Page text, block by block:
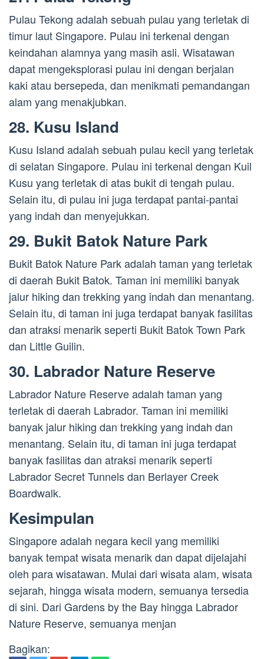
Pulau Tekong adalah sebuah pulau yang terletak di
timur laut Singapore. Pulau ini terkenal dengan
keindahan alamnya yang masih asli. Wisatawan
dapat mengeksplorasi pulau ini dengan berjalan
kaki atau bersepeda, dan menikmati pemandangan
alam yang menakjubkan.
28. Kusu Island
Kusu Island adalah sebuah pulau kecil yang terletak
di selatan Singapore. Pulau ini terkenal dengan Kuil
Kusu yang terletak di atas bukit di tengah pulau.
Selain itu, di pulau ini juga terdapat pantai-pantai
yang indah dan menyejukkan.
29. Bukit Batok Nature Park
Bukit Batok Nature Park adalah taman yang terletak
di daerah Bukit Batok. Taman ini memiliki banyak
jalur hiking dan trekking yang indah dan menantang.
Selain itu, di taman ini juga terdapat banyak fasilitas
dan atraksi menarik seperti Bukit Batok Town Park
dan Little Guilin.
30. Labrador Nature Reserve
Labrador Nature Reserve adalah taman yang
terletak di daerah Labrador. Taman ini memiliki
banyak jalur hiking dan trekking yang indah dan
menantang. Selain itu, di taman ini juga terdapat
banyak fasilitas dan atraksi menarik seperti
Labrador Secret Tunnels dan Berlayer Creek
Boardwalk.
Kesimpulan
Singapore adalah negara kecil yang memiliki
banyak tempat wisata menarik dan dapat dijelajahi
oleh para wisatawan. Mulai dari wisata alam, wisata
sejarah, hingga wisata modern, semuanya tersedia
di sini. Dari Gardens by the Bay hingga Labrador
Nature Reserve, semuanya menjan
Bagikan: